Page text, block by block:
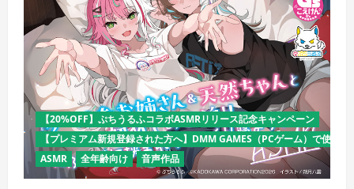
【20%OFF】ぷちうるふコラボASMRリリース記念キャンペーン
【プレミアム新規登録された方へ】DMM GAMES（PCゲーム）で使え
ASMR
全年齢向け 音声作品